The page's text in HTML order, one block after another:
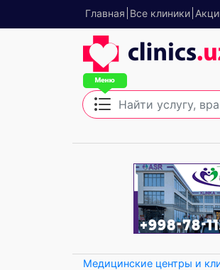
Главная Все клиники
Медицинские центры и